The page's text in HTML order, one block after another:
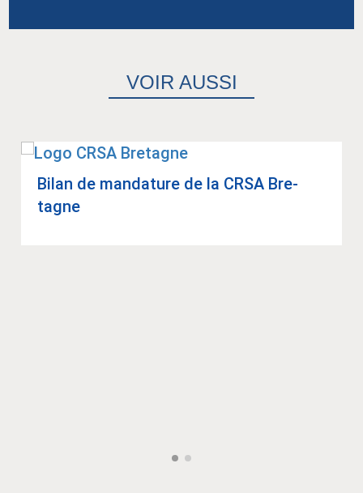
VOIR AUSSI
Bilan de man­da­ture de la CRSA Bre­
tagne